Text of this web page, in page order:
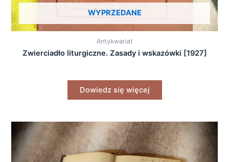
WYPRZEDANE
Antykwariat
Zwierciadło liturgiczne. Zasady i wskazówki [1927]
Dowiedz się więcej